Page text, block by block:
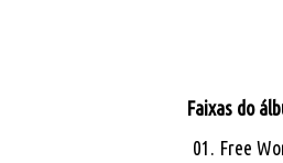
Faixas do
01. Free